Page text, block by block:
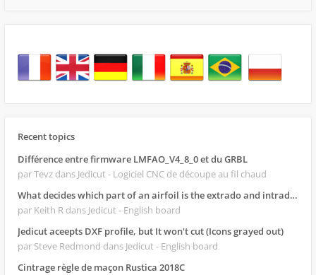
Recent topics
Différence entre firmware LMFAO_V4_8_0 et du GRBL
par Tevz dans Jedicut - Logiciel CNC de découpe au fil chaud
What decides which part of an airfoil is the extrado and intrado?
par Keith R dans Jedicut - English board
Jedicut aceepts DXF profile, but It won't cut (Icons grayed out)
par Steve Redmond dans Jedicut - English board
Cintrage règle de maçon Rustica 2018C